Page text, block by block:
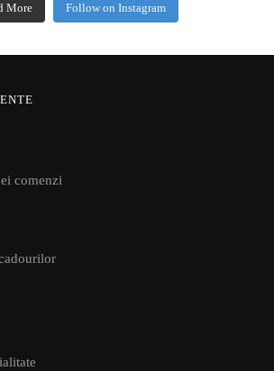
More Follow on Instagram
comenzi